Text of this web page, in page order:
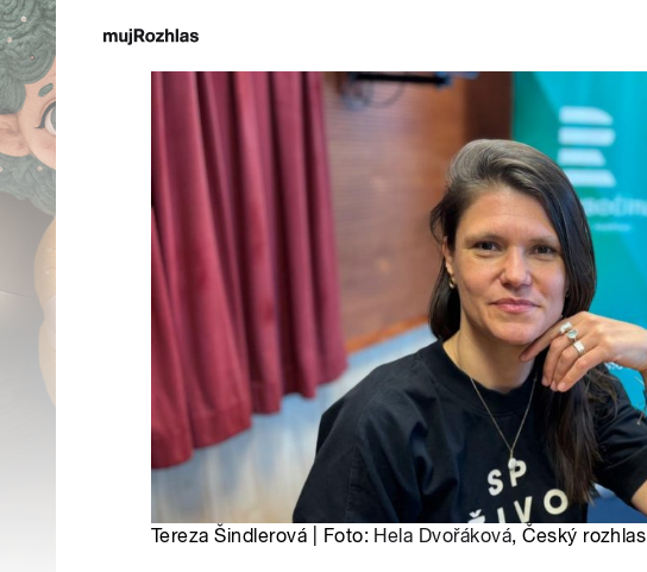
Tereza Šindlerová | Foto: Hela Dvořáková, Český rozhlas